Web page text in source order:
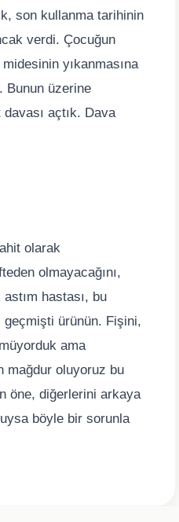
son kullanma tarihinin
verdi. Çocuğun
yıkanmasına
Bunun üzerine
açtık. Dava
olarak
olmayacağını,
hastası, bu
geçmişti ürünün. Fişini,
ama
mağdur oluyoruz bu
öne, diğerlerini arkaya
böyle bir sorunla